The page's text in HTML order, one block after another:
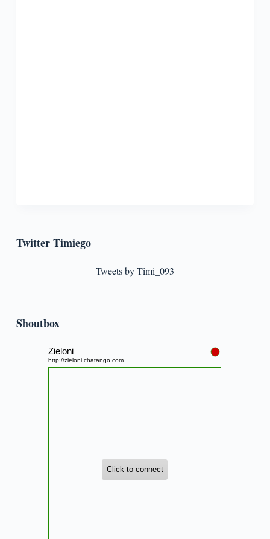
Twitter Timiego
Tweets by Timi_093
Shoutbox